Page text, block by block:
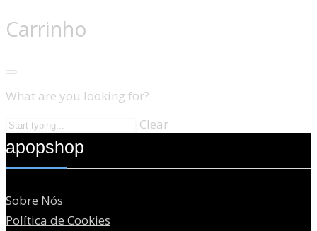
Carrinho
What are you looking for?
Clear
apopshop
Sobre Nós
Política de Cookies